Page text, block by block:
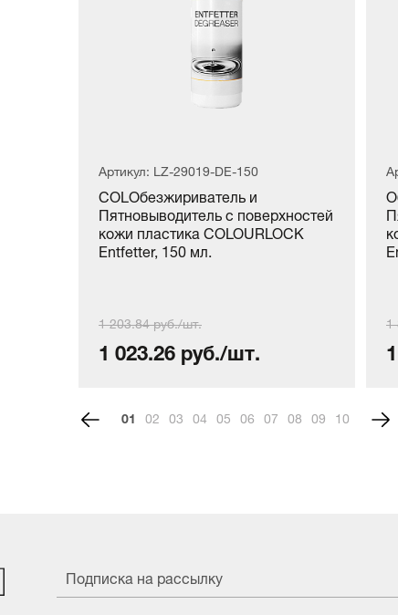
Артикул: LZ-29019-DE-150
COLОбезжириватель и
Пятновыводитель с поверхностей
кожи пластика COLOURLOCK
Entfetter, 150 мл.
1 203.84 руб./шт.
1 023.26 руб./шт.
1
1 2 3 4 5 6 7 8 9 10
Подписка на рассылку